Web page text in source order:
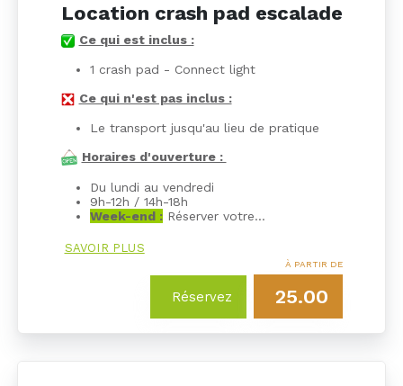
Location crash pad escalade
Ce qui est inclus :
1 crash pad - Connect light
Ce qui n'est pas inclus :
Le transport jusqu'au lieu de pratique
Horaires d'ouverture :
Du lundi au vendredi
9h-12h / 14h-18h
Week-end :Réserver votre…
SAVOIR PLUS
Réservez
À PARTIR DE
25.00